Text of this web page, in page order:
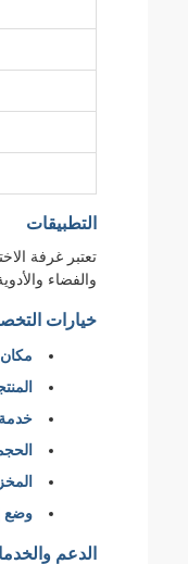
التطبيقات
تعتبر غرفة
والفضاء
خيارات
خدمة OEM:
وضع
الدعم